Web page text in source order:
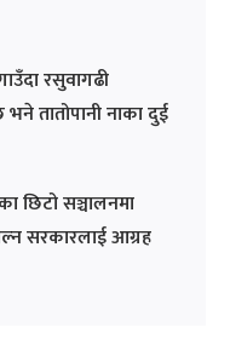
रसुवागढी
तातोपानी नाका दुई
छिटो सञ्चालनमा
सरकारलाई आग्रह